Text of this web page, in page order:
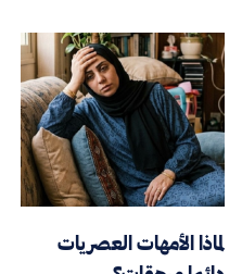
لماذا الأمهات العصريات